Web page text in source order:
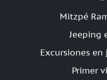
Mitzpé
Jeeping
Excursiones
Primer